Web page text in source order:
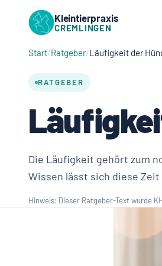
Kleintierpraxis
CREMLINGEN
Start Ratgeber Läufigkeit der
RATGEBER
Die Läufigkeit gehört zum
Wissen lässt sich diese
Hinweis: Dieser Ratgeber-Text wurde